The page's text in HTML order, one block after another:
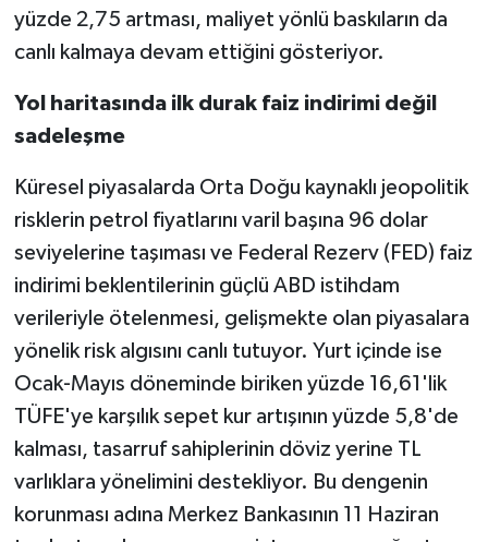
yüzde 2,75 artması, maliyet yönlü baskıların da
canlı kalmaya devam ettiğini gösteriyor.
Yol haritasında ilk durak faiz indirimi değil
sadeleşme
Küresel piyasalarda Orta Doğu kaynaklı jeopolitik
risklerin petrol fiyatlarını varil başına 96 dolar
seviyelerine taşıması ve Federal Rezerv (FED) faiz
indirimi beklentilerinin güçlü ABD istihdam
verileriyle ötelenmesi, gelişmekte olan piyasalara
yönelik risk algısını canlı tutuyor. Yurt içinde ise
Ocak-Mayıs döneminde biriken yüzde 16,61'lik
TÜFE'ye karşılık sepet kur artışının yüzde 5,8'de
kalması, tasarruf sahiplerinin döviz yerine TL
varlıklara yönelimini destekliyor. Bu dengenin
korunması adına Merkez Bankasının 11 Haziran